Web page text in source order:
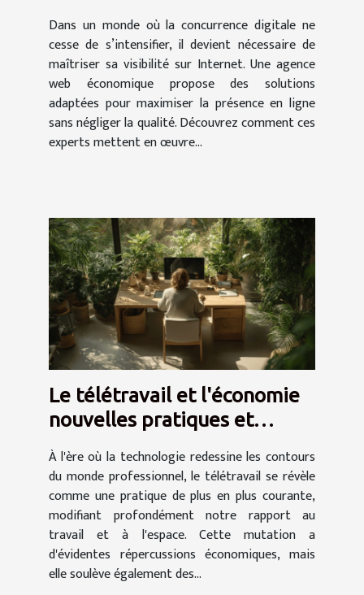
Dans un monde où la concurrence digitale ne
cesse de s’intensifier, il devient nécessaire de
maîtriser sa visibilité sur Internet. Une agence
web économique propose des solutions
adaptées pour maximiser la présence en ligne
sans négliger la qualité. Découvrez comment ces
experts mettent en œuvre...
Le télétravail et l'économie
nouvelles pratiques et
implications fiscales
À l'ère où la technologie redessine les contours
du monde professionnel, le télétravail se révèle
comme une pratique de plus en plus courante,
modifiant profondément notre rapport au
travail et à l'espace. Cette mutation a
d'évidentes répercussions économiques, mais
elle soulève également des...